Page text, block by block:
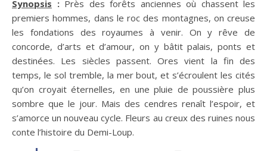
Synopsis : Près des forêts anciennes où chassent les
premiers hommes, dans le roc des montagnes, on creuse
les fondations des royaumes à venir. On y rêve de
concorde, d’arts et d’amour, on y bâtit palais, ponts et
destinées. Les siècles passent. Ores vient la fin des
temps, le sol tremble, la mer bout, et s’écroulent les cités
qu’on croyait éternelles, en une pluie de poussière plus
sombre que le jour. Mais des cendres renaît l’espoir, et
s’amorce un nouveau cycle. Fleurs au creux des ruines nous
conte l’histoire du Demi-Loup.